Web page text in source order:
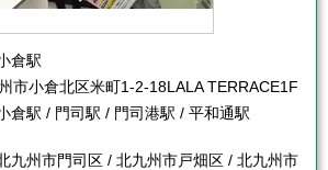
倉駅
市小倉北区米町1-2-18LALA TERRACE1F
倉駅 / 門司駅 / 門司港駅 / 平和通駅
九州市門司区 / 北九州市戸畑区 / 北九州市